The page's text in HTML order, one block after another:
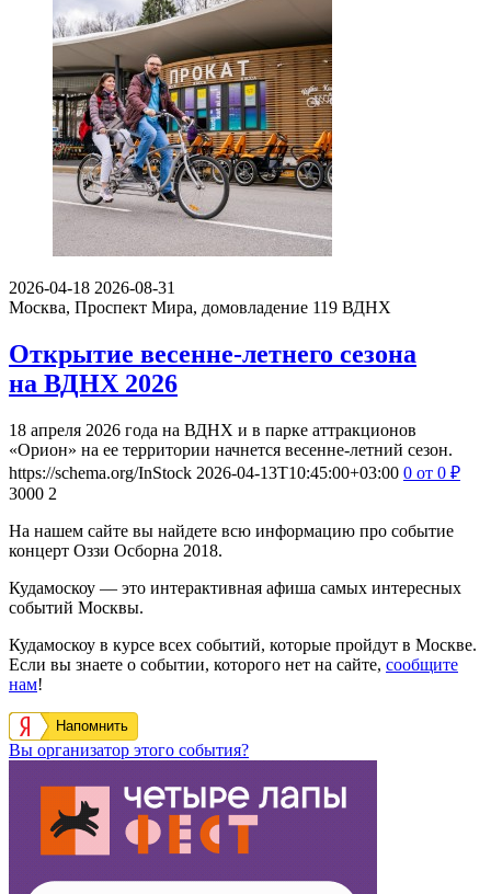
2026-04-18 2026-08-31
Москва, Проспект Мира, домовладение 119 ВДНХ
Открытие весенне-летнего сезона
на ВДНХ 2026
18 апреля 2026 года на ВДНХ и в парке аттракционов
«Орион» на ее территории начнется весенне-летний сезон.
https://schema.org/InStock 2026-04-13T10:45:00+03:00 0 от 0 ₽
3000 2
На нашем сайте вы найдете всю информацию про событие
концерт Оззи Осборна 2018.
Кудамоскоу — это интерактивная афиша самых интересных
событий Москвы.
Кудамоскоу в курсе всех событий, которые пройдут в Москве.
Если вы знаете о событии, которого нет на сайте, сообщите
нам!
Напомнить
Вы организатор этого события?